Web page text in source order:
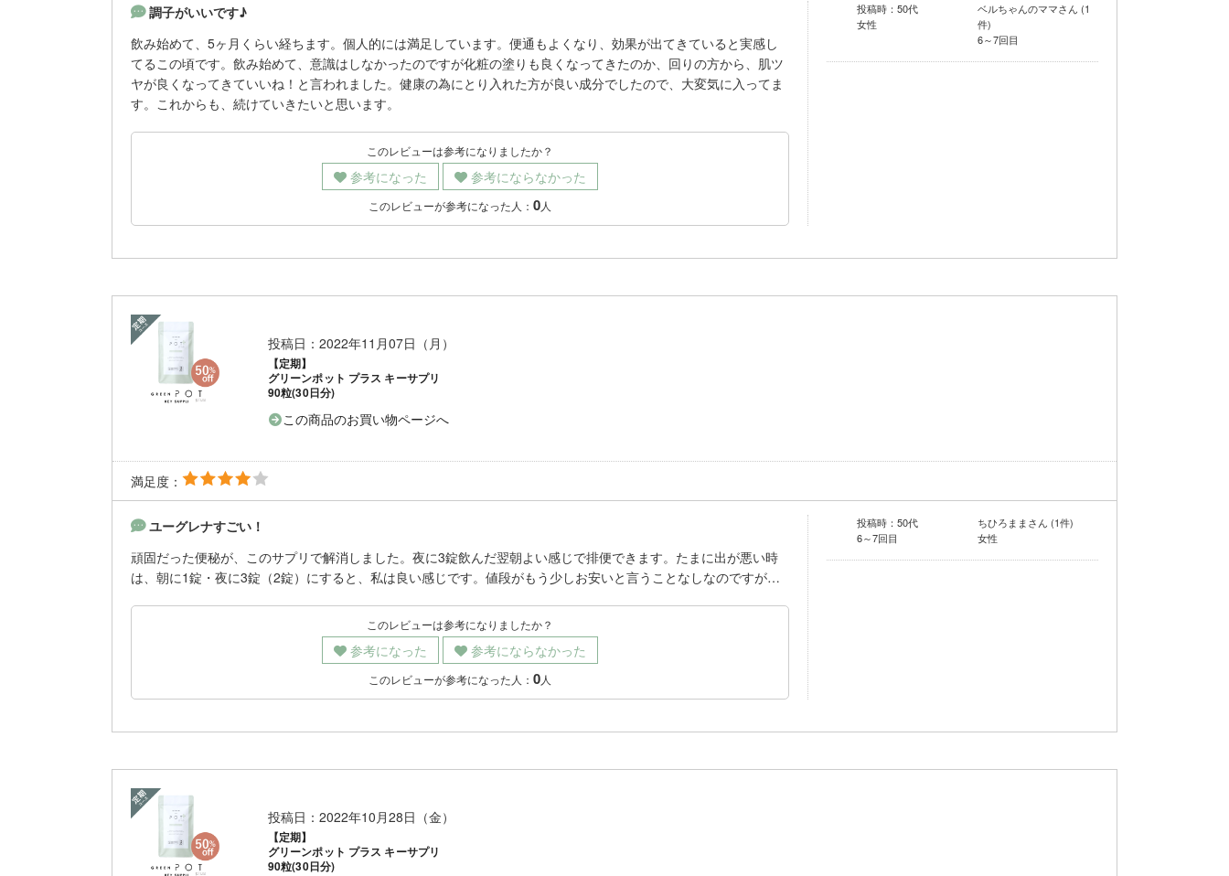
調子がいいです♪
飲み始めて、5ヶ月くらい経ちます。個人的には満足しています。便通もよくなり、効果が出てきていると実感し
てるこの頃です。飲み始めて、意識はしなかったのですが化粧の塗りも良くなってきたのか、回りの方から、肌ツ
ヤが良くなってきていいね！と言われました。健康の為にとり入れた方が良い成分でしたので、大変気に入ってま
す。これからも、続けていきたいと思います。
このレビューは参考になりましたか？
参考になった 参考にならなかった
このレビューが参考になった人： 0人
ベルちゃんのママさん (1
件)
投稿時：50代
女性
6～7回目
投稿日：2022年11月07日（月）
【定期】
グリーンポット プラス キーサプリ
90粒(30日分)
この商品のお買い物ページへ
満足度：
ユーグレナすごい！
頑固だった便秘が、このサプリで解消しました。夜に3錠飲んだ翌朝よい感じで排便できます。たまに出が悪い時
は、朝に1錠・夜に3錠（2錠）にすると、私は良い感じです。値段がもう少しお安いと言うことなしなのですが…
このレビューは参考になりましたか？
参考になった 参考にならなかった
このレビューが参考になった人： 0人
ちひろままさん (1件)
投稿時：50代
女性
6～7回目
投稿日：2022年10月28日（金）
【定期】
グリーンポット プラス キーサプリ
90粒(30日分)